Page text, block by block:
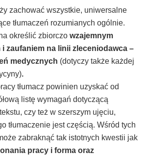
zachować wszystkie, uniwersalne
tłumaczeń rozumianych ogólnie.
określić zbiorczo wzajemnym
zaufaniem na linii zleceniodawca –
medycznych (dotyczy także każdej
.
tłumacz powinien uzyskać od
listę wymagań dotyczącą
czy też w szerszym ujęciu,
tłumaczenie jest częścią. Wśród tych
zabraknąć tak istotnych kwestii jak
pracy i forma oraz